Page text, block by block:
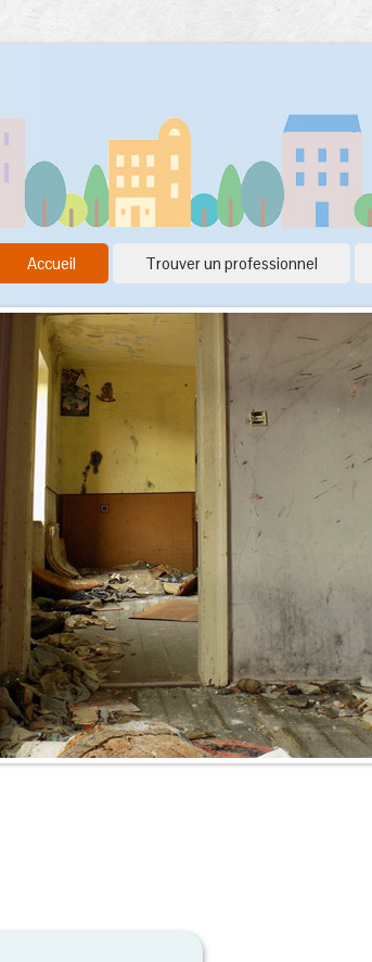
Accueil Trouver un professionnel